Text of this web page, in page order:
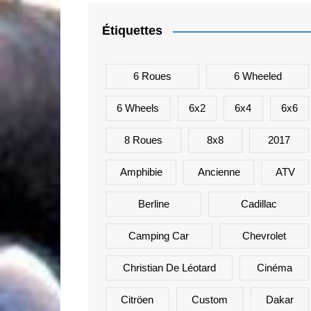
Étiquettes
6 Roues 6 Wheeled
6 Wheels 6x2 6x4 6x6
8 Roues 8x8 2017
Amphibie Ancienne ATV
Berline Cadillac
Camping Car Chevrolet
Christian De Léotard Cinéma
Citröen Custom Dakar